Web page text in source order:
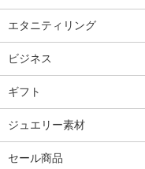
エタニティリング
ビジネス
ギフト
ジュエリー素材
セール商品